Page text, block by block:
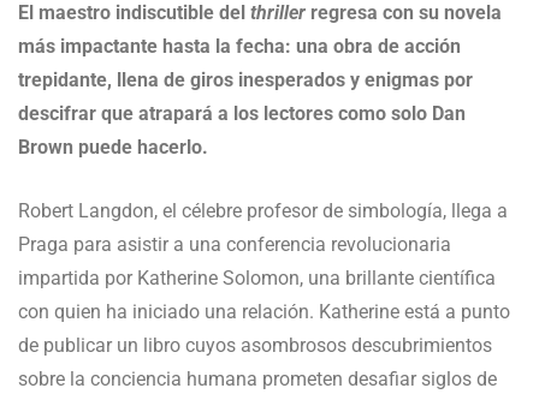
El maestro indiscutible del thriller regresa con su novela
más impactante hasta la fecha: una obra de acción
trepidante, llena de giros inesperados y enigmas por
descifrar que atrapará a los lectores como solo Dan
Brown puede hacerlo.
Robert Langdon, el célebre profesor de simbología, llega a
Praga para asistir a una conferencia revolucionaria
impartida por Katherine Solomon, una brillante científica
con quien ha iniciado una relación. Katherine está a punto
de publicar un libro cuyos asombrosos descubrimientos
sobre la conciencia humana prometen desafiar siglos de